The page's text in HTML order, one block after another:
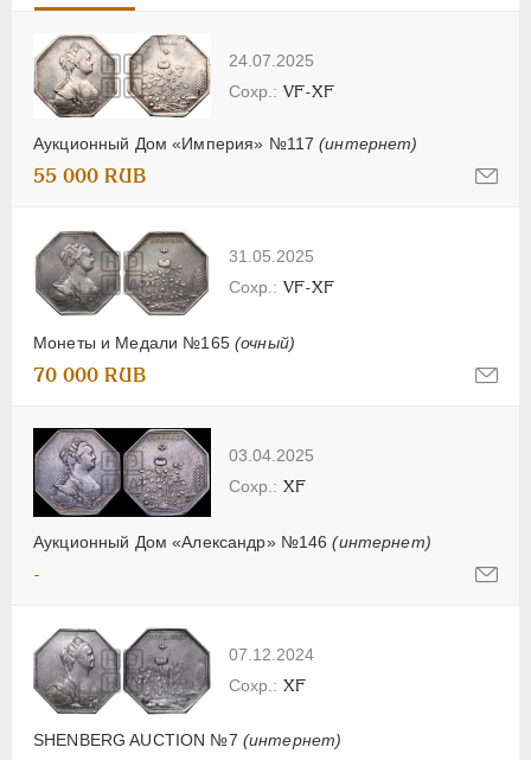
24.07.2025
Аукционный Дом «Империя» №117(интернет)
VF-XF
55 000 RUB
31.05.2025
Монеты и Медали №165 (очный)
VF-XF
70 000 RUB
03.04.2025
Аукционный Дом «Александр» №146(интернет)
XF
-
07.12.2024
SHENBERG AUCTION №7 (интернет)
XF